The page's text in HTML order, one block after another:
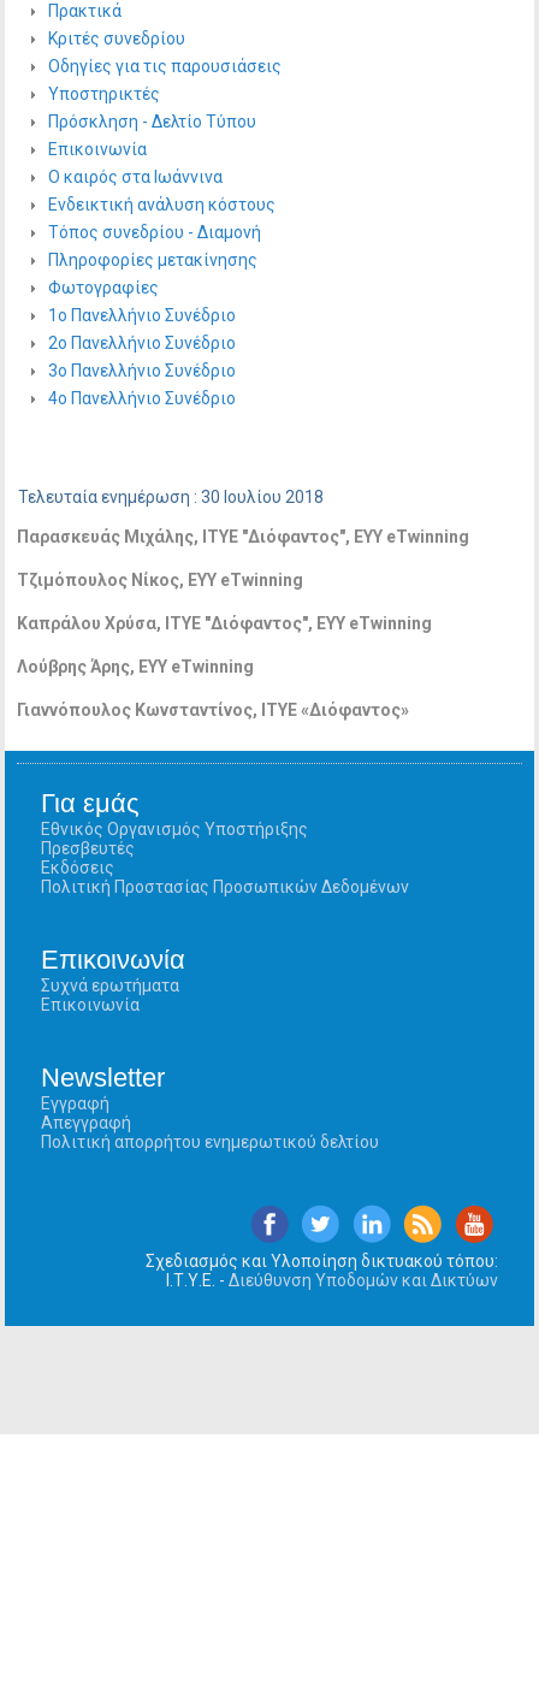
Πρακτικά
Κριτές συνεδρίου
Οδηγίες για τις παρουσιάσεις
Υποστηρικτές
Πρόσκληση - Δελτίο Τύπου
Επικοινωνία
Ο καιρός στα Ιωάννινα
Ενδεικτική ανάλυση κόστους
Τόπος συνεδρίου - Διαμονή
Πληροφορίες μετακίνησης
Φωτογραφίες
1ο Πανελλήνιο Συνέδριο
2ο Πανελλήνιο Συνέδριο
3ο Πανελλήνιο Συνέδριο
4ο Πανελλήνιο Συνέδριο
Τελευταία ενημέρωση : 30 Ιουλίου 2018
Παρασκευάς Μιχάλης, ITYE "Διόφαντος", EYY eTwinning
Τζιμόπουλος Νίκος, EYY eTwinning
Καπράλου Χρύσα, ITYE "Διόφαντος", ΕΥΥ eTwinning
Λούβρης Άρης, EYY eTwinning
Γιαννόπουλος Κωνσταντίνος, ITYE«Διόφαντος»
Για εμάς
Εθνικός Οργανισμός Υποστήριξης
Πρεσβευτές
Εκδόσεις
Πολιτική Προστασίας Προσωπικών Δεδομένων
Επικοινωνία
Συχνά ερωτήματα
Επικοινωνία
Newsletter
Εγγραφή
Απεγγραφή
Πολιτική απορρήτου ενημερωτικού δελτίου
Σχεδιασμός και Υλοποίηση δικτυακού τόπου:
Ι.Τ.Υ.Ε. - Διεύθυνση Υποδομών και Δικτύων